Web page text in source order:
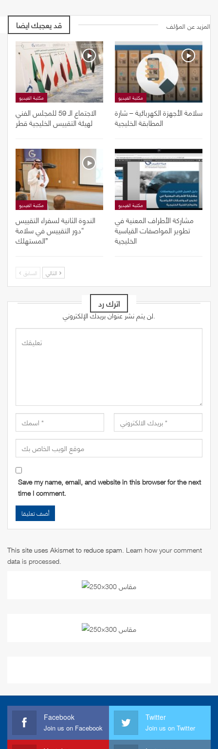
قد يعجبك ايضا المزيد عن المؤلف
مكتبة الفيديو
الاجتماع الـ 59 للمجلس الفني
لهيئة التقييس الخليجية قطر
مكتبة الفيديو
سلامة الأجهزة الكهربائية – شارة
المطابقة الخليجية
مكتبة الفيديو
الندوة الثانية لسفراء التقييس
“دور التقييس في سلامة
المستهلك”
مكتبة الفيديو
مشاركة الأطراف المعنية في
تطوير المواصفات القياسية
الخليجية
السابق
اترك رد
لن يتم نشر عنوان بريدك الإلكتروني.
Save my name, email, and website in this browser for the next
time I comment.
This site uses Akismet to reduce spam. Learn how your comment
data is processed.
Facebook
Join us on Facebook
Twitter
Join us on Twitter